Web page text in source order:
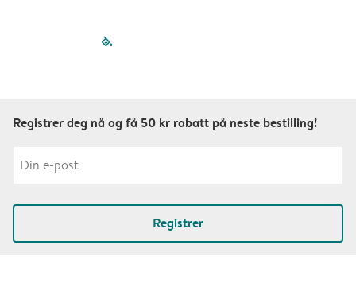
filled-pagination
Registrer deg nå og få 50 kr rabatt på neste bestilling!
Registrer